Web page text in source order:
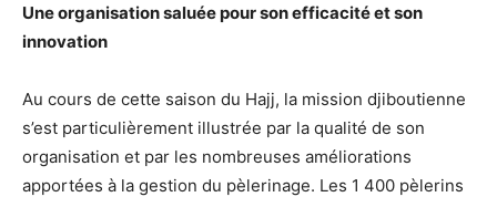
Une organisation saluée pour son efficacité et son
innovation
Au cours de cette saison du Hajj, la mission djiboutienne
s’est particulièrement illustrée par la qualité de son
organisation et par les nombreuses améliorations
apportées à la gestion du pèlerinage. Les 1 400 pèlerins